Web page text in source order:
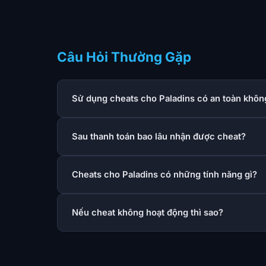
Câu Hỏi Thường Gặp
Sử dụng cheats cho Paladins có an toàn
Sau thanh toán bao lâu nhận được cheat?
Cheats cho Paladins có những tính năng gì?
Nếu cheat không hoạt động thì sao?